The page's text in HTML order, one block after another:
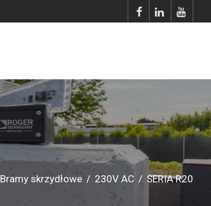
Bramy skrzydłowe / 230V AC / SERIA R20